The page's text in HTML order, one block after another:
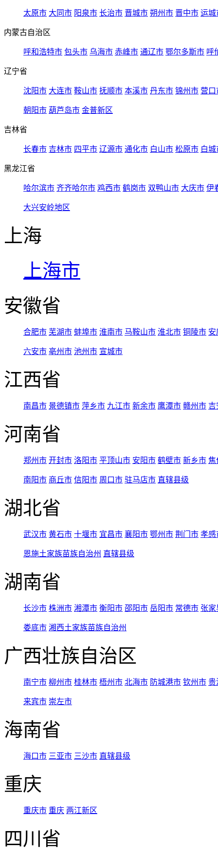
太原市 大同市 阳泉市 长治市 晋城市 朔州市 晋中市 运城
内蒙古自治区
呼和浩特市 包头市 乌海市 赤峰市 通辽市 鄂尔多斯市 呼
辽宁省
沈阳市 大连市 鞍山市 抚顺市 本溪市 丹东市 锦州市 营口
朝阳市 葫芦岛市 金普新区
吉林省
长春市 吉林市 四平市 辽源市 通化市 白山市 松原市 白城
黑龙江省
哈尔滨市 齐齐哈尔市 鸡西市 鹤岗市 双鸭山市 大庆市 伊
大兴安岭地区
上海
上海市
安徽省
合肥市 芜湖市 蚌埠市 淮南市 马鞍山市 淮北市 铜陵市 安
六安市 亳州市 池州市 宣城市
江西省
南昌市 景德镇市 萍乡市 九江市 新余市 鹰潭市 赣州市 吉
河南省
郑州市 开封市 洛阳市 平顶山市 安阳市 鹤壁市 新乡市 焦
南阳市 商丘市 信阳市 周口市 驻马店市 直辖县级
湖北省
武汉市 黄石市 十堰市 宜昌市 襄阳市 鄂州市 荆门市 孝感
恩施土家族苗族自治州 直辖县级
湖南省
长沙市 株洲市 湘潭市 衡阳市 邵阳市 岳阳市 常德市 张家
娄底市 湘西土家族苗族自治州
广西壮族自治区
南宁市 柳州市 桂林市 梧州市 北海市 防城港市 钦州市 贵
来宾市 崇左市
海南省
海口市 三亚市 三沙市 直辖县级
重庆
重庆市 重庆 两江新区
四川省